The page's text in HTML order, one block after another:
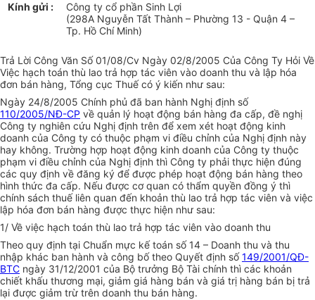
Kính gửi :
Công ty cổ phần Sinh Lợi
(298A Nguyễn Tất Thành – Phường 13 - Quận 4 –
Tp. Hồ Chí Minh)
Trả Lời Công Văn Số 01/08/Cv Ngày 02/8/2005 Của Công Ty Hỏi Về
Việc hạch toán thù lao trả hợp tác viên vào doanh thu và lập hóa
đơn bán hàng, Tổng cục Thuế có ý kiến như sau:
Ngày 24/8/2005 Chính phủ đã ban hành Nghị định số
110/2005/NĐ-CP về quản lý hoạt động bán hàng đa cấp, đề nghị
Công ty nghiên cứu Nghị định trên để xem xét hoạt động kinh
doanh của Công ty có thuộc phạm vi điều chỉnh của Nghị định này
hay không. Trường hợp hoạt động kinh doanh của Công ty thuộc
phạm vi điều chỉnh của Nghị định thì Công ty phải thực hiện đúng
các quy định về đăng ký để được phép hoạt động bán hàng theo
hình thức đa cấp. Nếu được cơ quan có thẩm quyền đồng ý thì
chính sách thuế liên quan đến khoản thù lao trả hợp tác viên và việc
lập hóa đơn bán hàng được thực hiện như sau:
1/ Về việc hạch toán thù lao trả hợp tác viên vào doanh thu
Theo quy định tại Chuẩn mực kế toán số 14 – Doanh thu và thu
nhập khác ban hành và công bố theo Quyết định số149/2001/QĐ-
BTC ngày 31/12/2001 của Bộ trưởng Bộ Tài chính thì các khoản
chiết khấu thương mại, giảm giá hàng bán và giá trị hàng bán bị trả
lại được giảm trừ trên doanh thu bán hàng.